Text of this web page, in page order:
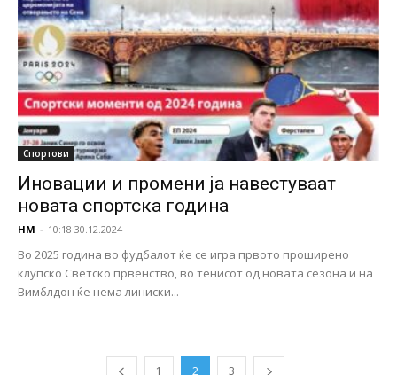
Спортови
Иновации и промени ја навестуваат
новата спортска година
НМ - 10:18 30.12.2024
Во 2025 година во фудбалот ќе се игра првото проширено
клупско Светско првенство, во тенисот од новата сезона и на
Вимблдон ќе нема линиски...
1 2 3